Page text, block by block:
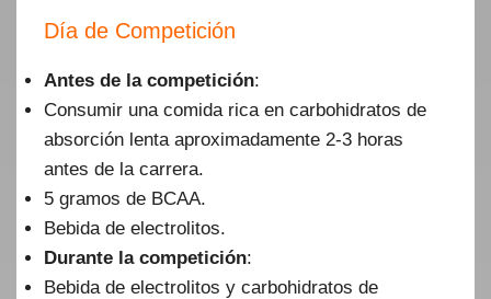
Día de Competición
Antes de la competición:
Consumir una comida rica en carbohidratos de
absorción lenta aproximadamente 2-3 horas
antes de la carrera.
5 gramos de BCAA.
Bebida de electrolitos.
Durante la competición:
Bebida de electrolitos y carbohidratos de